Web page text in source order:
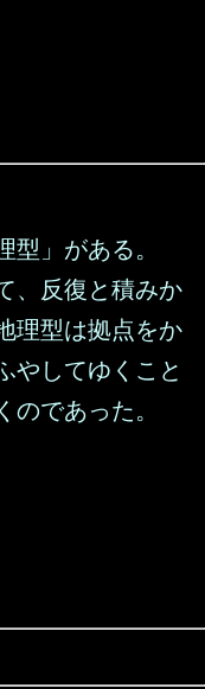
型」がある。
、反復と積みか
理型は拠点をか
やしてゆくこと
のであった。